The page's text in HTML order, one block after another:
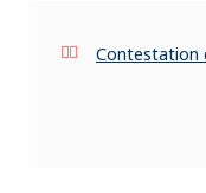
Contestation